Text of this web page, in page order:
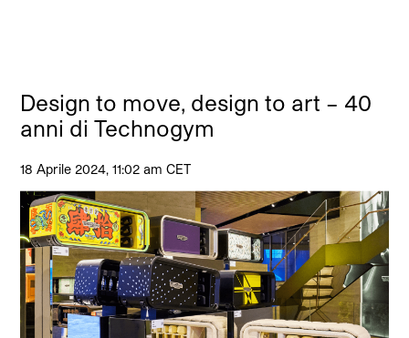
Design to move, design to art – 40
anni di Technogym
18 Aprile 2024, 11:02 am CET